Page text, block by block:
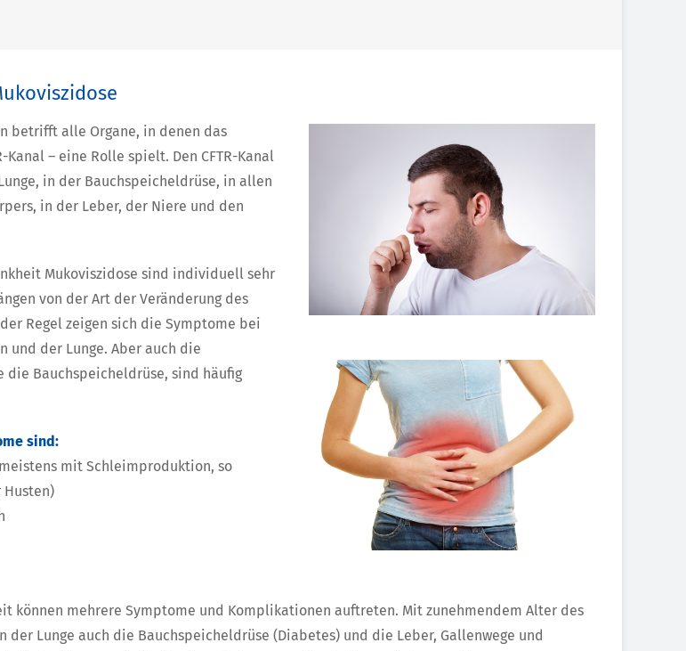
betrifft alle Organe, in denen das
Kanal – eine Rolle spielt. Den CFTR-Kanal
in der Bauchspeicheldrüse, in allen
in der Leber, der Niere und den
Mukoviszidose sind individuell sehr
von der Art der Veränderung des
Regel zeigen sich die Symptome bei
und der Lunge. Aber auch die
die Bauchspeicheldrüse, sind häufig
sind:
mit Schleimproduktion, so
können mehrere Symptome und Komplikationen auftreten. Mit zunehmendem Alter des
der Lunge auch die Bauchspeicheldrüse (Diabetes) und die Leber, Gallenwege und